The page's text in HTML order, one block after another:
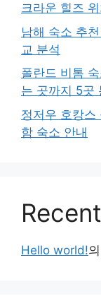
크라운 힐즈
남해 숙소 추
교 분석
폴란드 비톰
는 곳까지 5곳
정저우 호캉스
함 숙소 안내
Hello world!의